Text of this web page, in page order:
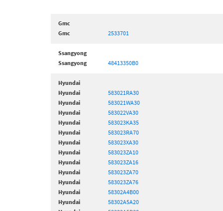
Gmc
Gmc
2533701
Ssangyong
Ssangyong
48413350B0
Hyundai
Hyundai
583021RA30
Hyundai
583021WA30
Hyundai
583022VA30
Hyundai
583023KA35
Hyundai
583023RA70
Hyundai
583023XA30
Hyundai
583023ZA10
Hyundai
583023ZA16
Hyundai
583023ZA70
Hyundai
583023ZA76
Hyundai
58302A4B00
Hyundai
58302A5A20